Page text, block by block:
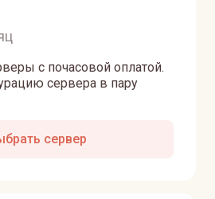
с почасовой оплатой.
сервера в пару
сервер